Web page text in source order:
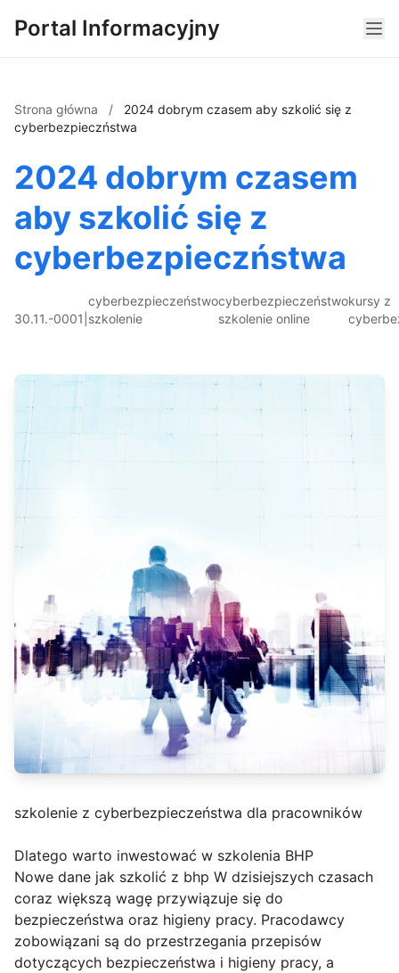
Portal Informacyjny
Strona główna /
2024 dobrym czasem aby szkolić się z
cyberbezpieczństwa
2024 dobrym czasem
aby szkolić się z
cyberbezpieczństwa
30.11.-0001
cyberbezpieczeństwo
szkolenie
cyberbezpieczeństwo
szkolenie online
kursy z
szkolenie z cyberbezpieczeństwa dla pracowników
Dlatego warto inwestować w szkolenia BHP
Nowe dane jak szkolić z bhp W dzisiejszych czasach
coraz większą wagę przywiązuje się do
bezpieczeństwa oraz higieny pracy. Pracodawcy
zobowiązani są do przestrzegania przepisów
dotyczących bezpieczeństwa i higieny pracy, a